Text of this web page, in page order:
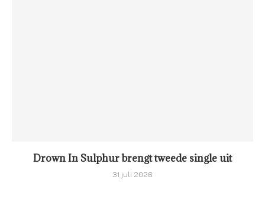
Drown In Sulphur brengt tweede single uit
31 juli 2026